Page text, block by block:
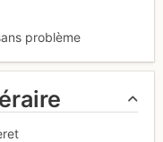
problème